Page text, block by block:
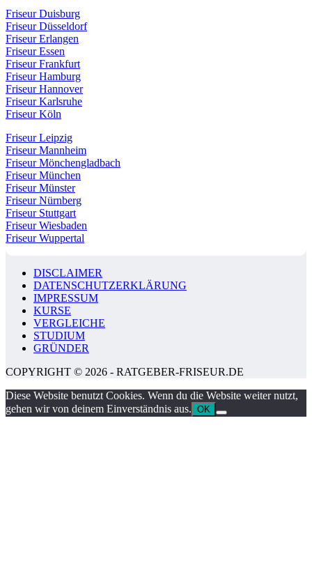
Friseur Duisburg
Friseur Düsseldorf
Friseur Erlangen
Friseur Essen
Friseur Frankfurt
Friseur Hamburg
Friseur Hannover
Friseur Karlsruhe
Friseur Köln
Friseur Leipzig
Friseur Mannheim
Friseur Mönchengladbach
Friseur München
Friseur Münster
Friseur Nürnberg
Friseur Stuttgart
Friseur Wiesbaden
Friseur Wuppertal
DISCLAIMER
DATENSCHUTZERKLÄRUNG
IMPRESSUM
KURSE
VERGLEICHE
STUDIUM
GRÜNDER
COPYRIGHT © 2026 - RATGEBER-FRISEUR.DE
Diese Website benutzt Cookies. Wenn du die Website weiter nutzt,
gehen wir von deinem Einverständnis aus. OK